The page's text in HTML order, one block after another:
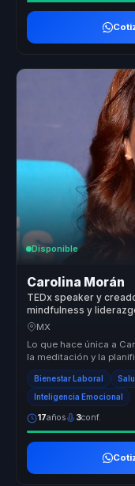
Disponible
Carolina Morán
TEDx speaker y
mindfulness y
equipos.
MX
Lo que hace única a
la meditación y la
cohesivo que ...
Bienestar Laboral
Inteligencia Emocional
17años 3conf.